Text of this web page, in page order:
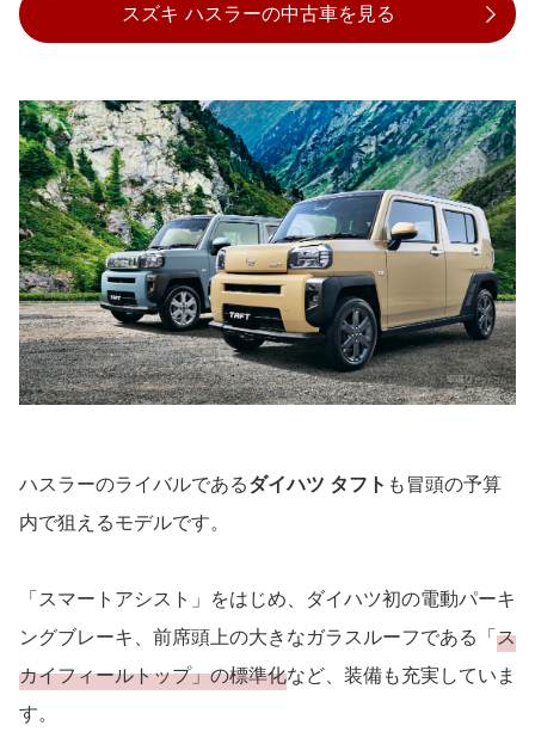
スズキ ハスラーの中古車を見る
ハスラーのライバルであるダイハツ タフト も冒頭の予算
内で狙えるモデルです。
「スマートアシスト」をはじめ、ダイハツ初の電動パーキ
ングブレーキ、前席頭上の大きなガラスルーフである「ス
カイフィールトップ」の標準化など、装備も充実していま
す。